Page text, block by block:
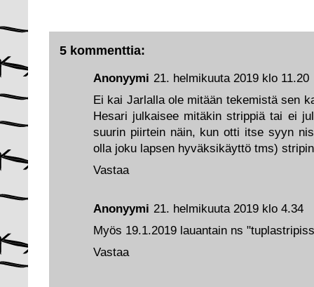
5 kommenttia:
Anonyymi 21. helmikuuta 2019 klo 4.34
Myös 19.1.2019 lauantain ns
Vastaa
Anonyymi 21. helmikuuta 2019 klo 11.20
Ei kai Jarlalla ole mitään tekemistä sen
Hesari julkaisee mitäkin strippiä tai ei
suurin piirtein näin, kun otti itse syyn
olla joku lapsen hyväksikäyttö tms)
Vastaa